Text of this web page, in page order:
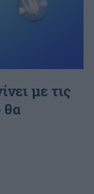
με τις
θα